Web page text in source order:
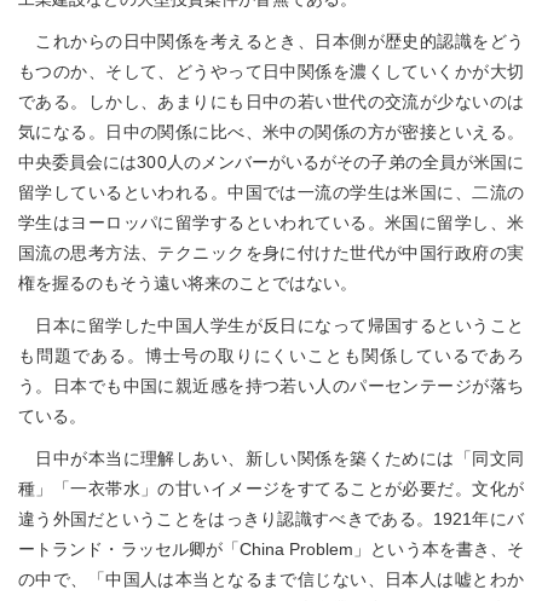
これからの日中関係を考えるとき、日本側が歴史的認識をどう
もつのか、そして、どうやって日中関係を濃くしていくかが大切
である。しかし、あまりにも日中の若い世代の交流が少ないのは
気になる。日中の関係に比べ、米中の関係の方が密接といえる。
中央委員会には300人のメンバーがいるがその子弟の全員が米国に
留学しているといわれる。中国では一流の学生は米国に、二流の
学生はヨーロッパに留学するといわれている。米国に留学し、米
国流の思考方法、テクニックを身に付けた世代が中国行政府の実
権を握るのもそう遠い将来のことではない。
日本に留学した中国人学生が反日になって帰国するということ
も問題である。博士号の取りにくいことも関係しているであろ
う。日本でも中国に親近感を持つ若い人のパーセンテージが落ち
ている。
日中が本当に理解しあい、新しい関係を築くためには「同文同
種」「一衣帯水」の甘いイメージをすてることが必要だ。文化が
違う外国だということをはっきり認識すべきである。1921年にバ
ートランド・ラッセル卿が「China Problem」という本を書き、そ
の中で、「中国人は本当となるまで信じない、日本人は嘘とわか